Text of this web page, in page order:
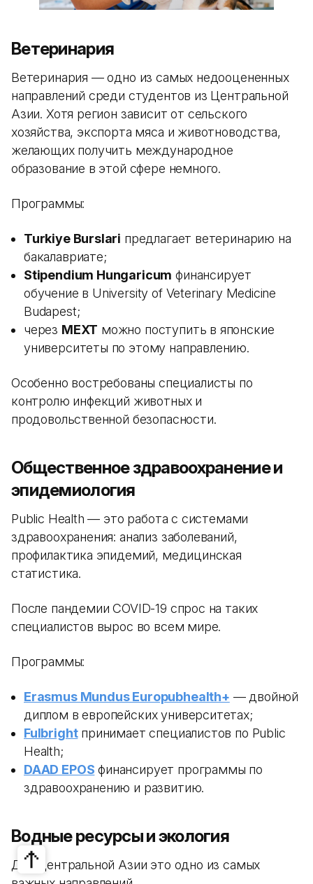
Ветеринария
Ветеринария — одно из самых недооцененных
направлений среди студентов из Центральной
Азии. Хотя регион зависит от сельского
хозяйства, экспорта мяса и животноводства,
желающих получить международное
образование в этой сфере немного.
Программы:
Turkiye Burslari предлагает ветеринарию на
бакалавриате;
Stipendium Hungaricum финансирует
обучение в University of Veterinary Medicine
Budapest;
через MEXT можно поступить в японские
университеты по этому направлению.
Особенно востребованы специалисты по
контролю инфекций животных и
продовольственной безопасности.
Общественное здравоохранение и
эпидемиология
Public Health — это работа с системами
здравоохранения: анализ заболеваний,
профилактика эпидемий, медицинская
статистика.
После пандемии COVID-19 спрос на таких
специалистов вырос во всем мире.
Программы:
Erasmus Mundus Europubhealth+ — двойной
диплом в европейских университетах;
Fulbrightпринимает специалистов по Public
Health;
DAAD EPOS финансирует программы по
здравоохранению и развитию.
Водные ресурсы и экология
Для Центральной Азии это одно из самых